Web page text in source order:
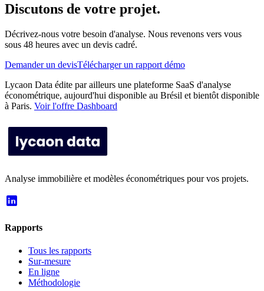
Discutons de votre projet.
Décrivez-nous votre besoin d'analyse. Nous revenons vers vous
sous 48 heures avec un devis cadré.
Demander un devisTélécharger un rapport démo
Lycaon Data édite par ailleurs une plateforme SaaS d'analyse
économétrique, aujourd'hui disponible au Brésil et bientôt disponible
à Paris. Voir l'offre Dashboard
Analyse immobilière et modèles économétriques pour vos projets.
Rapports
Tous les rapports
Sur-mesure
En ligne
Méthodologie